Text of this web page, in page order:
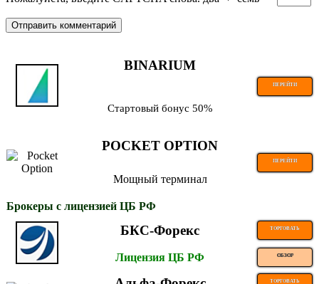
BINARIUM
ПЕРЕЙТИ
Стартовый бонус 50%
POCKET OPTION
ПЕРЕЙТИ
Мощный терминал
Брокеры с лицензией ЦБ РФ
БКС-Форекс ТОРГОВАТЬ
Лицензия ЦБ РФ ОБЗОР
ТОРГОВАТЬ